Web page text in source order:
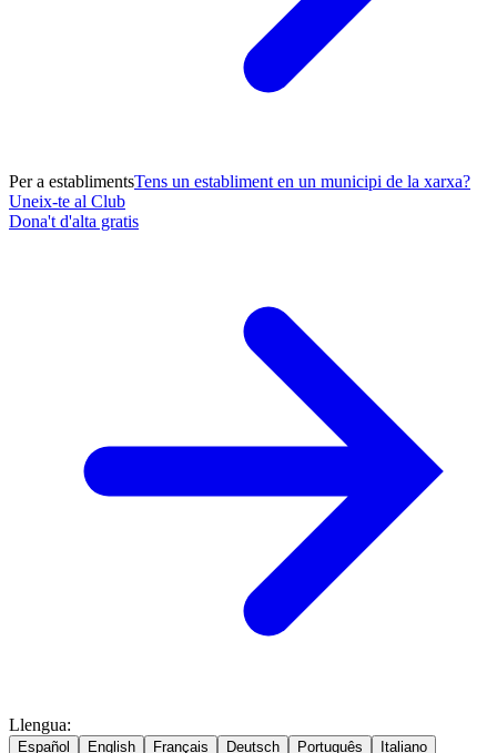
Per a establimentsTens un establiment en un municipi de la xarxa?
Uneix-te al Club
Dona't d'alta gratis
Llengua:
Español English Français Deutsch Português Italiano